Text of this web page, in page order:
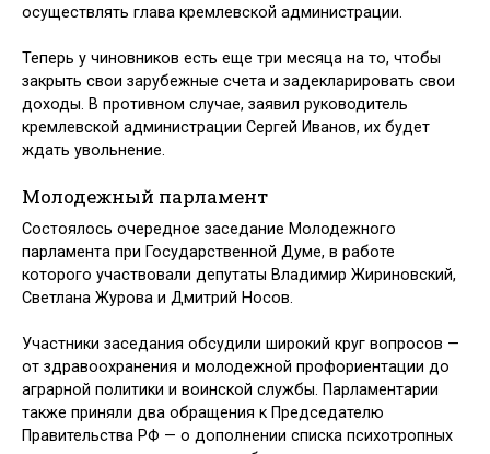
осуществлять глава кремлевской администрации.
Теперь у чиновников есть еще три месяца на то, чтобы
закрыть свои зарубежные счета и задекларировать свои
доходы. В противном случае, заявил руководитель
кремлевской администрации Сергей Иванов, их будет
ждать увольнение.
Молодежный парламент
Состоялось очередное заседание Молодежного
парламента при Госу­дарственной Думе, в работе
которого участвовали депутаты Владимир Жириновский,
Светлана Журова и Дмитрий Носов.
Участники заседания обсудили широкий круг вопросов —
от здраво­охранения и молодежной профориентации до
аграрной политики и во­инской службы. Парламентарии
также приняли два обращения к Пред­седателю
Правительства РФ — о дополнении списка психотропных